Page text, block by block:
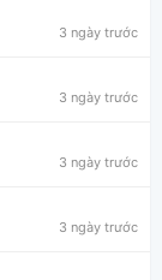
3 ngày trước
3 ngày trước
3 ngày trước
3 ngày trước